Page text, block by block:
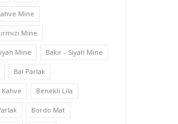
Mine
Mine
Mine Bakır - Siyah Mine
Bal Parlak
Benekli Lila
Bordo Mat